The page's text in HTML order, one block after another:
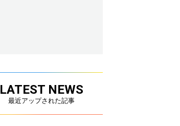
LATEST NEWS
最近アップされた記事